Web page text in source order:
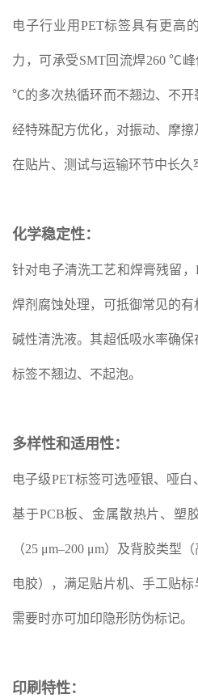
电子行业用PET标签具有更高
力，可承受SMT回流焊260 ℃
℃的多次热循环而不翘边、不开
经特殊配方优化，对振动、摩
在贴片、测试与运输环节中长久
化学稳定性：
针对电子清洗工艺和焊膏残留
焊剂腐蚀处理，可抵御常见的
碱性清洗液。其超低吸水率确保
标签不翘边、不起泡。
多样性和适用性：
电子级PET标签可选哑银、哑
基于PCB板、金属散热片、塑
（25 μm–200 μm）及背胶类型
电胶），满足贴片机、手工贴标
需要时亦可加印隐形防伪标记。
印刷特性：